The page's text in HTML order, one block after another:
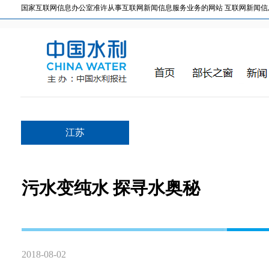
国家互联网信息办公室准许从事互联网新闻信息服务业务的网站 互联网新闻信
江苏
污水变纯水 探寻水奥秘
2018-08-02